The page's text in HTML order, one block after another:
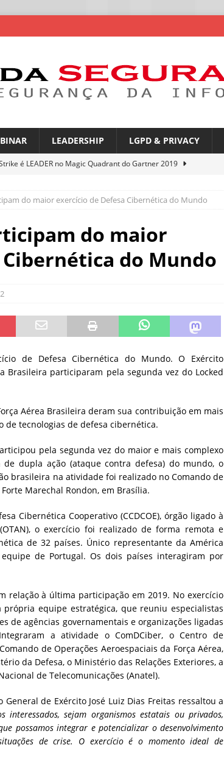
LEADERSHIP LGPD & PRIVACY
é LEADER no Magic Quadrant do Gartner 2019
Latina é a segunda região mais exposta a ciberameaças
desafio de segurança e governança nas redes corporativas
a autonomia da IA se torna um risco
NOTÍCIAS
do maior exercício de Defesa Cibernética do Mundo
do maior
do Mundo
2
de Defesa Cibernética do Mundo. O Exército
Brasileira participaram pela segunda vez do Locked
Aérea Brasileira deram sua contribuição em mais
de tecnologias de defesa cibernética.
pela segunda vez do maior e mais complexo
dupla ação (ataque contra defesa) do mundo, o
brasileira na atividade foi realizado no Comando de
Marechal Rondon, em Brasília.
Cibernética Cooperativo (CCDCOE), órgão ligado à
o exercício foi realizado de forma remota e
de 32 países. Único representante da América
de Portugal. Os dois países interagiram por
relação à última participação em 2019. No exercício
equipe estratégica, que reuniu especialistas
de agências governamentais e organizações ligadas
a atividade o ComDCiber, o Centro de
de Operações Aeroespaciais da Força Aérea,
da Defesa, o Ministério das Relações Exteriores, a
de Telecomunicações (Anatel).
de Exército José Luiz Dias Freitas ressaltou a
interessados, sejam organismos estatais ou privados,
possamos integrar e potencializar o desenvolvimento
de crise. O exercício é o momento ideal de